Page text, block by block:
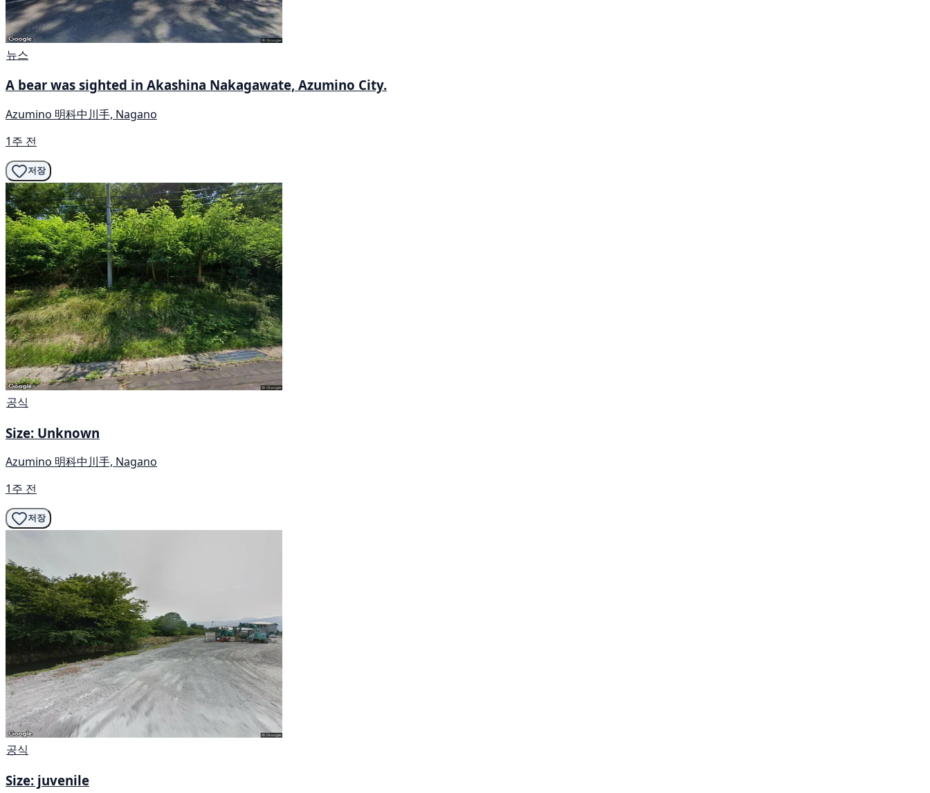
뉴스
A bear was sighted in Akashina Nakagawate, Azumino City.
Azumino 明科中川手, Nagano
1주 전
저장
공식
Size: Unknown
Azumino 明科中川手, Nagano
1주 전
저장
공식
Size: juvenile